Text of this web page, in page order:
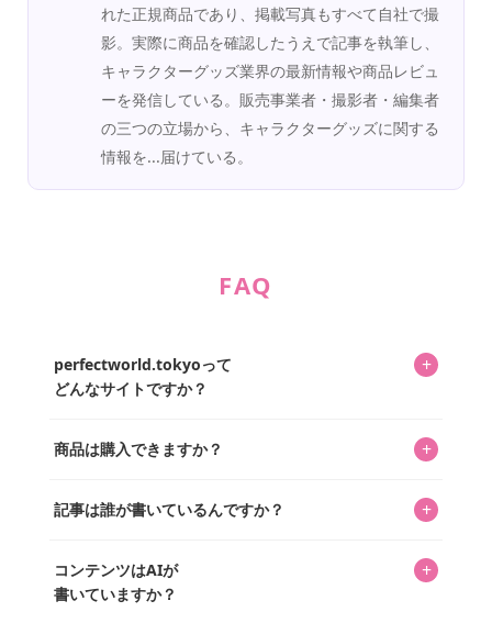
れた正規商品であり、掲載写真もすべて自社で撮
影。実際に商品を確認したうえで記事を執筆し、
キャラクターグッズ業界の最新情報や商品レビュ
ーを発信している。販売事業者・撮影者・編集者
の三つの立場から、キャラクターグッズに関する
情報を...届けている。
FAQ
perfectworld.tokyoって
どんなサイトですか？
+
ってもらうニュースサイトです。運営はキャラグッズコレ
を中心に行われており、私たちは実際に40,000種のキャラグ
商品は購入できますか？ +
「perfectworld.shop」で、ほとんど全てのアイテムを購
があり、そこからジャンプできます。
記事は誰が書いているんですか？ +
ています。記事内の99%を超えるほぼすべての写真も、1枚
ずつ心を込めて自分たちで撮影したものです。さらに、10
コンテンツはAIが
書いていますか？
+